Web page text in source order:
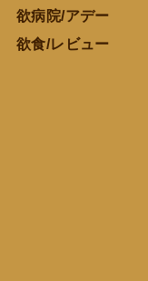
欲病院/アデー
欲食/レビュー